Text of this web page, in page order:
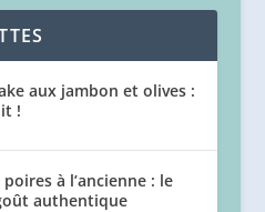
aux jambon et olives :
!
à l’ancienne : le
authentique